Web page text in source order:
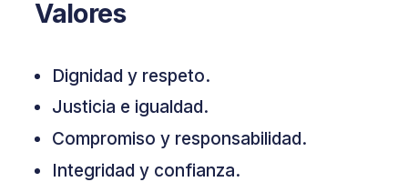
Valores
Dignidad y respeto.
Justicia e igualdad.
Compromiso y responsabilidad.
Integridad y confianza.